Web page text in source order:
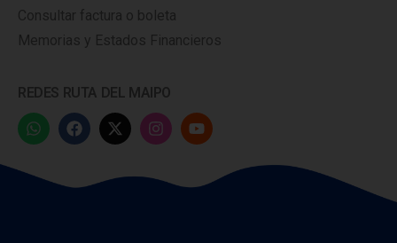
Consultar factura o boleta
Memorias y Estados Financieros
REDES RUTA DEL MAIPO